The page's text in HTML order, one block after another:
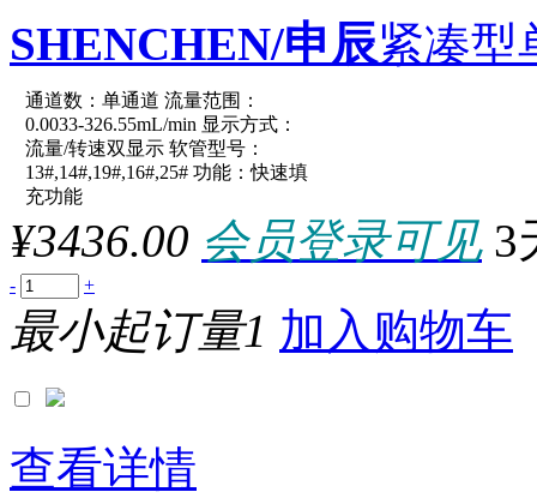
SHENCHEN/申辰紧凑型
原厂型号：LabQ-KT15
参数：
通道数：单通道 流量范围：
0.0033-326.55mL/min 显示方式：
流量/转速双显示 软管型号：
13#,14#,19#,16#,25# 功能：快速填
充功能
¥3436.00 会员登录可见 3
- +
最小起订量1 加入购物车
查看详情